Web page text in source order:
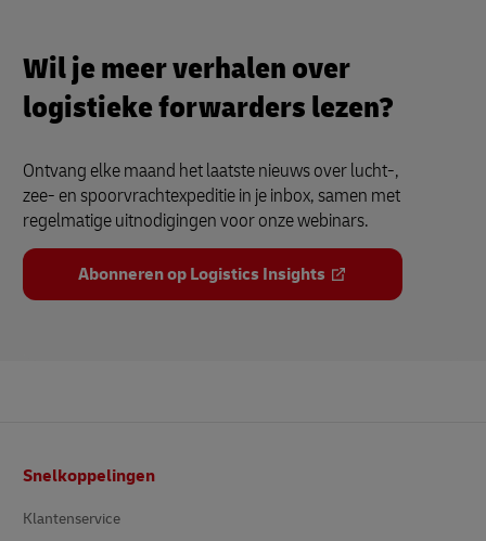
Wil je meer verhalen over
logistieke forwarders lezen?
Ontvang elke maand het laatste nieuws over lucht-,
zee- en spoorvrachtexpeditie in je inbox, samen met
regelmatige uitnodigingen voor onze webinars.
Abonneren op Logistics Insights
Snelkoppelingen
Klantenservice